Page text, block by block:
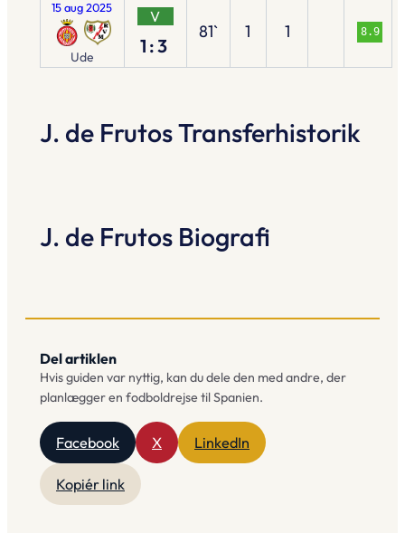
15 aug 2025
Ude
V
1:3
81` 1 1 8.9
J. de Frutos Transferhistorik
J. de Frutos Biografi
Del artiklen
Hvis guiden var nyttig, kan du dele den med andre, der
planlægger en fodboldrejse til Spanien.
Facebook X LinkedIn
Kopiér link